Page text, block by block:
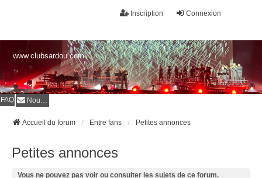
Connexion
Inscription
www.clubsardou.com
FAQ Nous contacter
Accueil du forum Entre fans Petites annonces
Petites annonces
Vous ne pouvez pas voir ou consulter les sujets de ce forum.